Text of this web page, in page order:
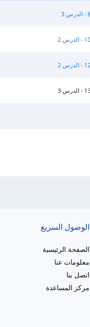
الوصول السريع
الصفحة الرئيسية
معلومات عنا
اتصل بنا
مركز المساعدة